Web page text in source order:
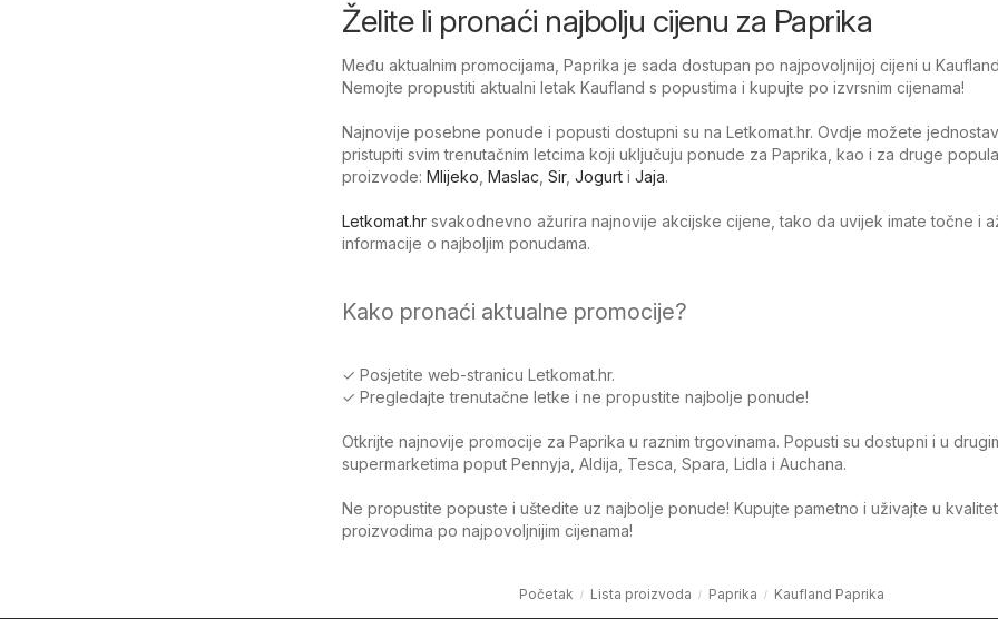
Želite li pronaći najbolju cijenu za Paprika
Među aktualnim promocijama, Paprika je sada dostupan po najpovoljnijoj cijeni u
Nemojte propustiti aktualni letak Kaufland s popustima i kupujte po izvrsnim cijenama!
Najnovije posebne ponude i popusti dostupni su na Letkomat.hr. Ovdje možete
pristupiti svim trenutačnim letcima koji uključuju ponude za Paprika, kao i za druge
proizvode: Mlijeko Maslac Sir, Jogurt i Jaja.
Letkomat.hr svakodnevno ažurira najnovije akcijske cijene, tako da uvijek imate točne i
informacije o najboljim ponudama.
Kako pronaći aktualne promocije?
✓ Posjetite web-stranicu Letkomat.hr.
✓ Pregledajte trenutačne letke i ne propustite najbolje ponude!
Otkrijte najnovije promocije za Paprika u raznim trgovinama. Popusti su dostupni i u
supermarketima poput Pennyja, Aldija, Tesca, Spara, Lidla i Auchana.
Ne propustite popuste i uštedite uz najbolje ponude! Kupujte pametno i uživajte u
proizvodima po najpovoljnijim cijenama!
Početak Lista proizvoda Paprika Kaufland Paprika